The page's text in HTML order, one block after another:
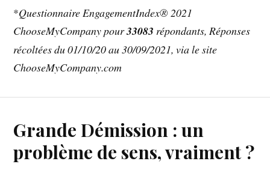
*Questionnaire EngagementIndex® 2021
ChooseMyCompany pour33083 répondants, Réponses
récoltées du 01/10/20 au 30/09/2021, via le site
ChooseMyCompany.com
Grande Démission : un
problème de sens, vraiment ?